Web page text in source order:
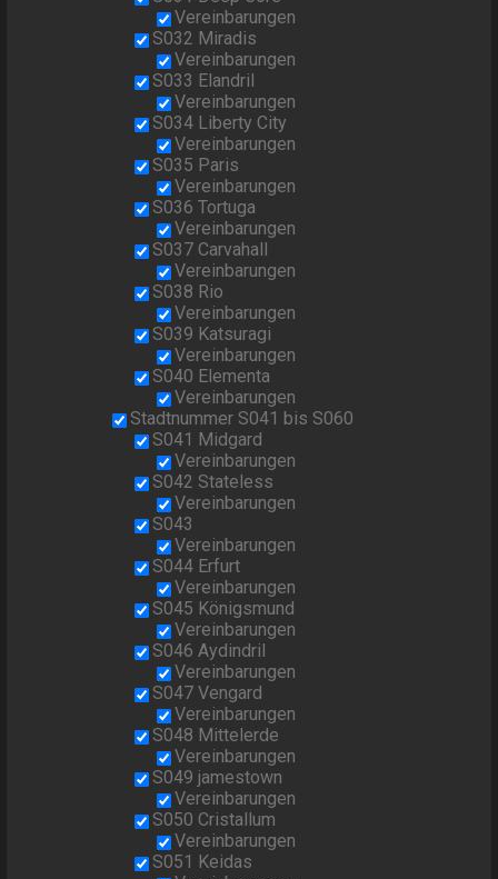
Vereinbarungen
S032 Miradis
Vereinbarungen
S033 Elandril
Vereinbarungen
S034 Liberty City
Vereinbarungen
S035 Paris
Vereinbarungen
S036 Tortuga
Vereinbarungen
S037 Carvahall
Vereinbarungen
S038 Rio
Vereinbarungen
S039 Katsuragi
Vereinbarungen
S040 Elementa
Vereinbarungen
Stadtnummer S041 bis S060
S041 Midgard
Vereinbarungen
S042 Stateless
Vereinbarungen
S043
Vereinbarungen
S044 Erfurt
Vereinbarungen
S045 Königsmund
Vereinbarungen
S046 Aydindril
Vereinbarungen
S047 Vengard
Vereinbarungen
S048 Mittelerde
Vereinbarungen
S049 jamestown
Vereinbarungen
S050 Cristallum
Vereinbarungen
S051 Keidas